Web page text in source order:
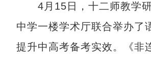
4月15日，十二师教学研
中学一楼学术厅联合举办了
提升中高考备考实效。《非